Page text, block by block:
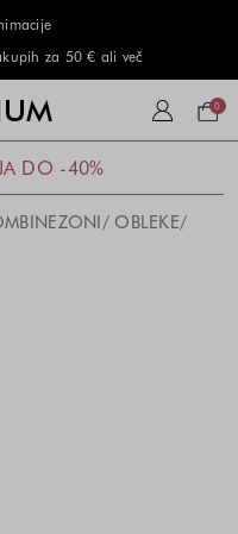
za 50 € ali več
0
DO -40%
OBLEKE